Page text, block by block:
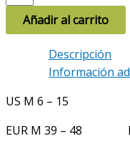
cantidad
Añadir al carrito
Descripción
Información
US M 6 – 15 US
EUR M 39 – 48